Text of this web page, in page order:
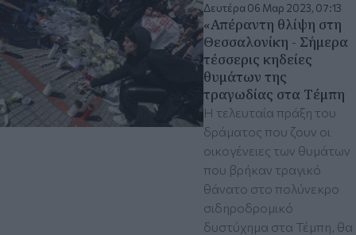
Δευτέρα 06 Μαρ 2023, 07:13
«Απέραντη θλίψη στη
Θεσσαλονίκη - Σήμερα
τέσσερις κηδείες
θυμάτων της
τραγωδίας στα Τέμπη
Η τελευταία πράξη του
δράματος που ζουν οι
οικογένειες των θυμάτων
που βρήκαν τραγικό
θάνατο στο πολύνεκρο
σιδηροδρομικό
δυστύχημα στα Τέμπη, θα